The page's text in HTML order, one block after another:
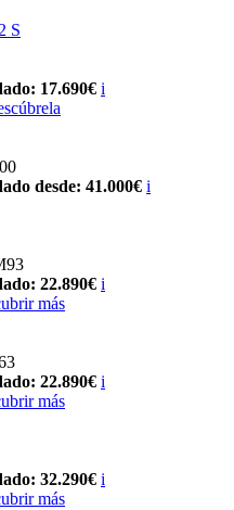
S
17.690€ i
desde: 41.000€ i
22.890€ i
más
22.890€ i
más
32.290€ i
más